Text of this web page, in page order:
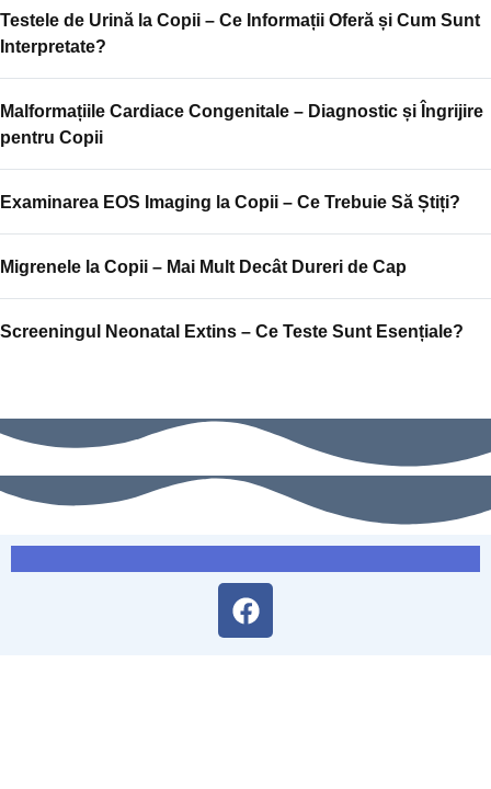
Testele de Urină la Copii – Ce Informații Oferă și Cum Sunt
Interpretate?
Malformațiile Cardiace Congenitale – Diagnostic și Îngrijire
pentru Copii
Examinarea EOS Imaging la Copii – Ce Trebuie Să Știți?
Migrenele la Copii – Mai Mult Decât Dureri de Cap
Screeningul Neonatal Extins – Ce Teste Sunt Esențiale?